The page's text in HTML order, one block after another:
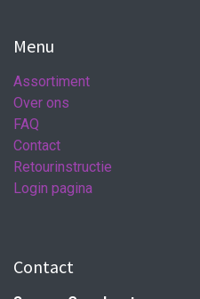
Menu
Assortiment
Over ons
FAQ
Contact
Retourinstructie
Login pagina
Contact